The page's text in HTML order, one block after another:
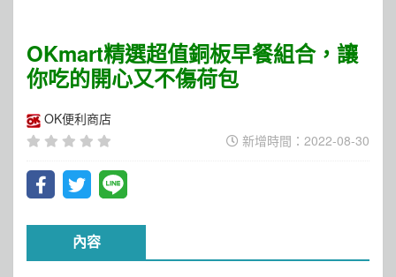
OKmart精選超值銅板早餐組合，讓
你吃的開心又不傷荷包
OK便利商店
新增時間：2022-08-30
內容